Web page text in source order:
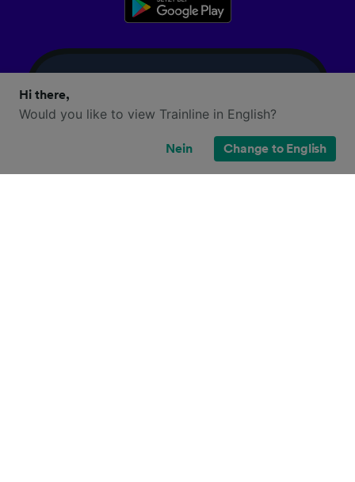
Hi there,
Would you like to view Trainline in English?
Nein Change to English